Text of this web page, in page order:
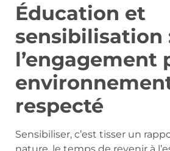
Éducation et
sensibilisation
l’engagement
respecté
Sensibiliser, c’est tisser un
nature, le temps de revenir à